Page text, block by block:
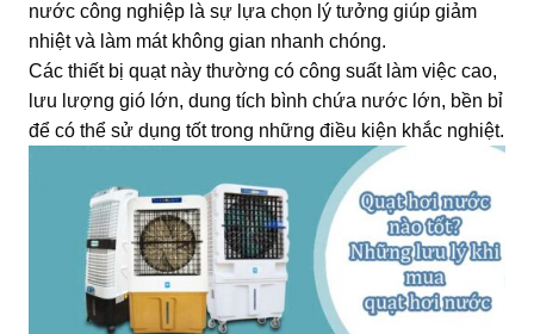
nước công nghiệp là sự lựa chọn lý tưởng giúp giảm
nhiệt và làm mát không gian nhanh chóng.
Các thiết bị quạt này thường có công suất làm việc cao,
lưu lượng gió lớn, dung tích bình chứa nước lớn, bền bỉ
để có thể sử dụng tốt trong những điều kiện khắc nghiệt.